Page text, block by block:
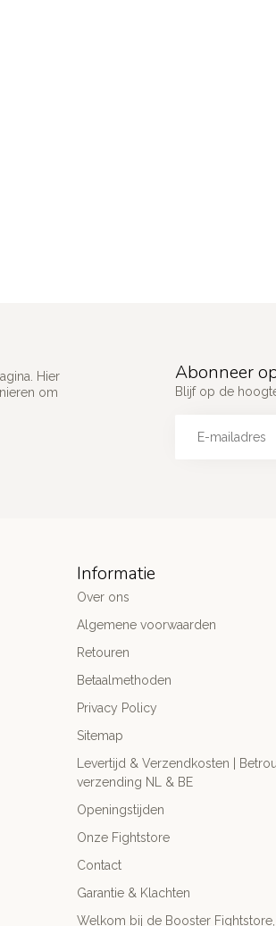
Hier
om
Abonneer
Blijf op de
Informatie
Over ons
Algemene voorwaarden
Retouren
Betaalmethoden
Privacy Policy
Sitemap
Levertijd & Verzendkosten |
verzending NL & BE
Openingstijden
Onze Fightstore
Contact
Garantie & Klachten
Welkom bij de Booster